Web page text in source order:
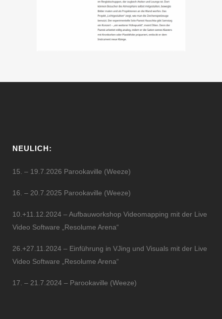
NEULICH:
15. – 19.7.2026 Parookaville (Weeze)
16. – 20.7.2025 Parookaville (Weeze)
10.+11.12.2024 – Aufbauworkshop Videomapping mit der Live
Video Software „Resolume Arena“
26.+27.11.2024 – Einführung in VJing und Visuals mit der Live
Video Software „Resolume Arena“
17. – 21.7.2024 – Parookaville (Weeze)